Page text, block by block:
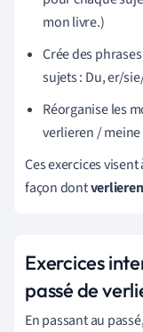
mon livre.)
Crée des
sujets : Du, er/
Réorganise les
verlieren /
Ces exercices
façon dontverlieren
Exercices
passé de
En passant au